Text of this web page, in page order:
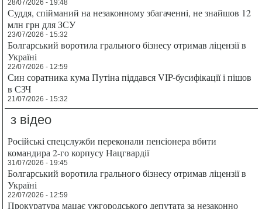
28/07/2026 - 19:48
Суддя, спійманий на незаконному збагаченні, не знайшов 12
млн грн для ЗСУ
23/07/2026 - 15:32
Болгарський воротила грального бізнесу отримав ліцензії в
Україні
22/07/2026 - 12:59
Син соратника кума Путіна піддався VIP-бусифікації і пішов
в СЗЧ
21/07/2026 - 15:32
з відео
Російські спецслужби переконали пенсіонера вбити
командира 2-го корпусу Нацгвардії
31/07/2026 - 19:45
Болгарський воротила грального бізнесу отримав ліцензії в
Україні
22/07/2026 - 12:59
Прокуратура мацає ужгородського депутата за незаконно